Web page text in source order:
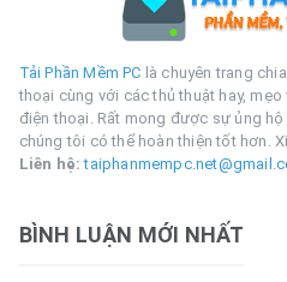
Tải Phần Mềm PC là chuyên trang
thoại cùng với các thủ thuật hay,
điện thoại. Rất mong được sự ủng
chúng tôi có thể hoàn thiện tốt hơn.
Liên hệ:
BÌNH LUẬN MỚI NHẤT